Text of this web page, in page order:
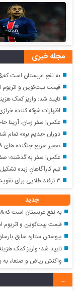
مجله خبری
به نفع عربستان است که&#۸۲۳۰; | عملیات پیش‌دستانه جواب داد؛ یک واکنش
قیمت بیت‌کوین و اتریوم امروز
تایید شد؛ واریز کمک
اظهارات شوکه کننده
عکس| سفر زمان؛ آزیتا حاجیان در ۳۳ سالگی
دوران «بدیم بره» تمام شد
تعمیر سریع جنگنده های F-۱۸ ناو هواپیمابر یواس‌اس آبراهام لینکلن
عکس| سفر به گذشته؛ صفر
تیم کارآگاهانِ زبده
۳ ترفند طلایی برای تقویت عضلات بدن
جدید
به نفع عربستان است که&#۸۲۳۰; | عملیات پیش‌دستانه جواب داد؛ یک واکنش غافلگیرکننده
قیمت بیت‌کوین و اتریوم امروز
پیوستن ستاره سابق
تایید شد؛ واریز کمک
واکنش ریاض و صنعاء به
..